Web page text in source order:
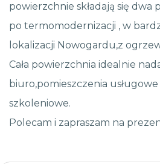
powierzchnie składają się dwa
po termomodernizacji , w
lokalizacji Nowogardu,z
Cała powierzchnia idealnie
biuro,pomieszczenia usługowe
szkoleniowe.
Polecam i zapraszam na